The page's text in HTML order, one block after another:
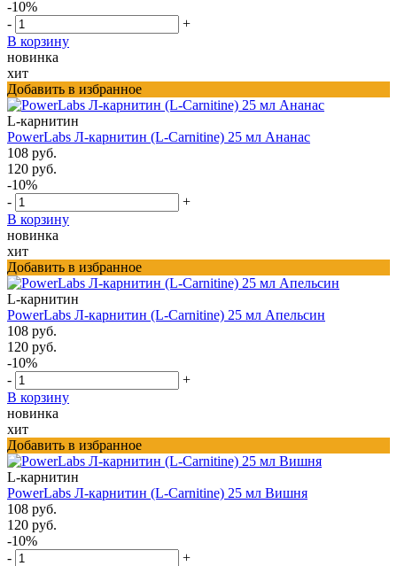
-10%
-
+
В корзину
новинка
хит
Добавить в избранное
L-карнитин
PowerLabs Л-карнитин (L-Carnitine) 25 мл Ананас
108 руб.
120 руб.
-10%
-
+
В корзину
новинка
хит
Добавить в избранное
L-карнитин
PowerLabs Л-карнитин (L-Carnitine) 25 мл Апельсин
108 руб.
120 руб.
-10%
-
+
В корзину
новинка
хит
Добавить в избранное
L-карнитин
PowerLabs Л-карнитин (L-Carnitine) 25 мл Вишня
108 руб.
120 руб.
-10%
-
+